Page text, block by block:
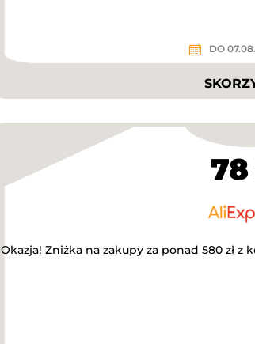
DO
78
Okazja! Zniżka na zakupy za ponad 580 zł z